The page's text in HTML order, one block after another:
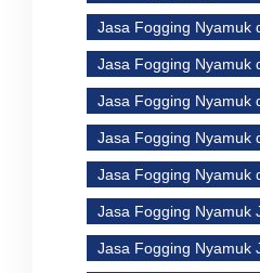
Jasa Fogging Nyamuk
Jasa Fogging Nyamuk
Jasa Fogging Nyamuk
Jasa Fogging Nyamuk
Jasa Fogging Nyamuk
Jasa Fogging Nyamuk
Jasa Fogging Nyamuk